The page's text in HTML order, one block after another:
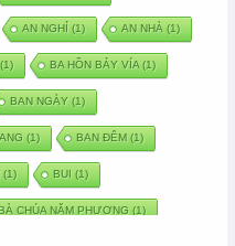
AN NGHỈ (1) AN NHÀ (1)
(1) BA HỒN BẢY VÍA(1)
BAN NGÀY (1)
(1) BAN ĐÊM(1)
(1) BUI (1)
CHÚA NĂM PHƯƠNG (1)